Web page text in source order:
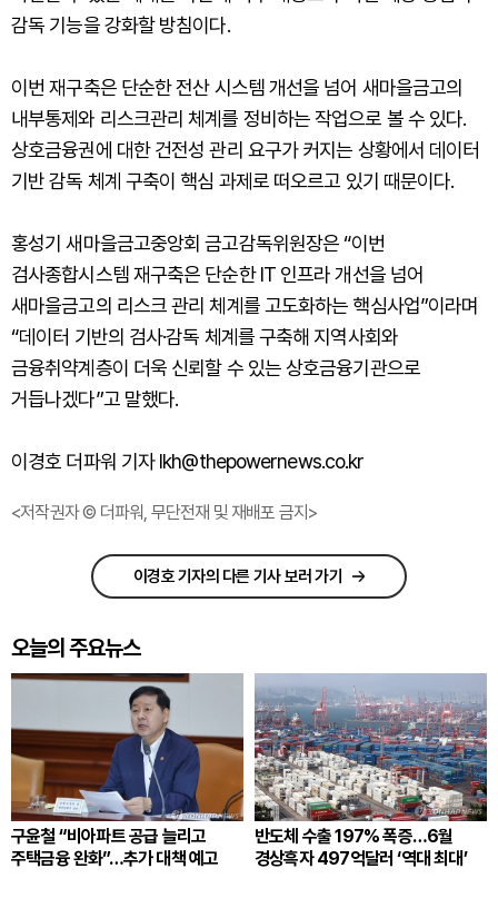
감독 기능을 강화할 방침이다.
이번 재구축은 단순한 전산 시스템 개선을 넘어 새마을금고의
내부통제와 리스크관리 체계를 정비하는 작업으로 볼 수 있다.
상호금융권에 대한 건전성 관리 요구가 커지는 상황에서 데이터
기반 감독 체계 구축이 핵심 과제로 떠오르고 있기 때문이다.
홍성기 새마을금고중앙회 금고감독위원장은 “이번
검사종합시스템 재구축은 단순한 IT 인프라 개선을 넘어
새마을금고의 리스크 관리 체계를 고도화하는 핵심사업”이라며
“데이터 기반의 검사·감독 체계를 구축해 지역사회와
금융취약계층이 더욱 신뢰할 수 있는 상호금융기관으로
거듭나겠다”고 말했다.
이경호 더파워 기자 lkh@thepowernews.co.kr
<저작권자 © 더파워, 무단전재 및 재배포 금지>
이경호 기자의 다른 기사 보러 가기
오늘의 주요뉴스
구윤철 “비아파트 공급 늘리고
주택금융 완화”…추가 대책 예고
반도체 수출 197% 폭증…6월
경상흑자 497억달러 ‘역대 최대’